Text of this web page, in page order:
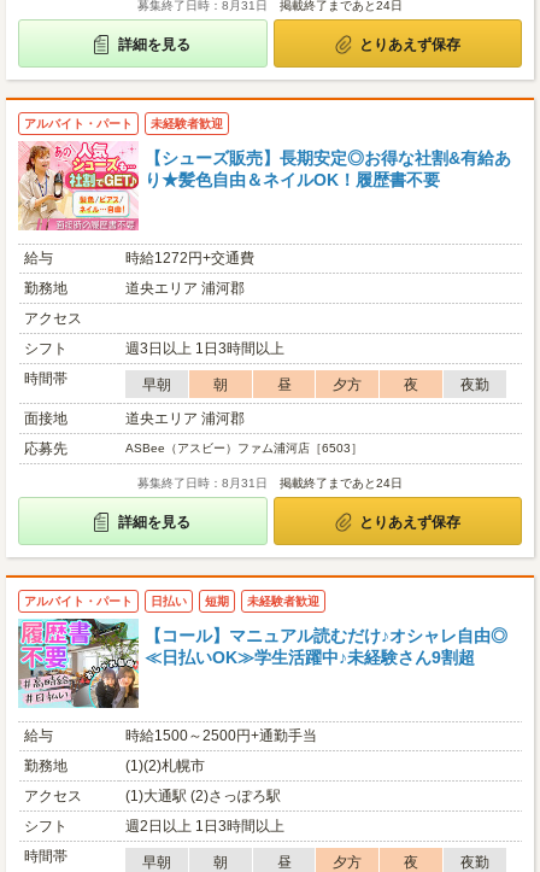
募集終了日時：8月31日 掲載終了まであと24日
詳細を見る とりあえず保存
アルバイト・パート 未経験者歓迎
【シューズ販売】長期安定◎お得な社割&有給あ
り★髪色自由＆ネイルOK！履歴書不要
給与
時給1272円+交通費
勤務地
道央エリア 浦河郡
アクセス
シフト
週3日以上 1日3時間以上
時間帯
早朝 朝 昼 夕方 夜
夜勤
面接地
道央エリア 浦河郡
応募先
ASBee（アスビー）ファム浦河店［6503］
募集終了日時：8月31日 掲載終了まであと24日
詳細を見る とりあえず保存
アルバイト・パート 日払い 短期 未経験者歓迎
【コール】マニュアル読むだけ♪オシャレ自由◎
≪日払いOK≫学生活躍中♪未経験さん9割超
給与
時給1500～2500円+通勤手当
勤務地
(1)(2)札幌市
アクセス
(1)大通駅 (2)さっぽろ駅
シフト
週2日以上 1日3時間以上
時間帯
早朝 朝 昼 夕方 夜
夜勤